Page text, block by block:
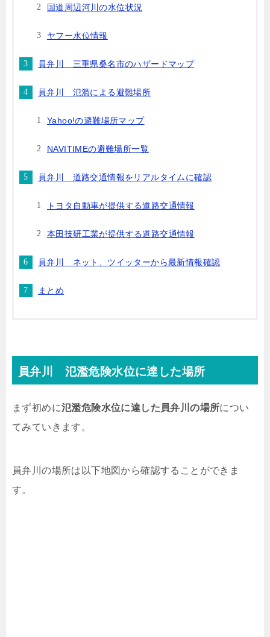
国道周辺河川の水位状況
ヤフー水位情報
員弁川 三重県桑名市のハザードマップ
員弁川 氾濫による避難場所
Yahoo!の避難場所マップ
NAVITIMEの避難場所一覧
員弁川 道路交通情報をリアルタイムに確認
トヨタ自動車が提供する道路交通情報
本田技研工業が提供する道路交通情報
員弁川 ネット、ツイッターから最新情報確認
まとめ
員弁川 氾濫危険水位に達した場所
まず初めに氾濫危険水位に達した員弁川の場所につい
てみていきます。
員弁川の場所は以下地図から確認することができま
す。